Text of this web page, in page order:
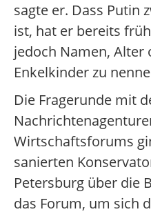
sagte er. Dass Putin
ist, hat er bereits
jedoch Namen, Alter
Enkelkinder zu
Die Fragerunde mit
Wirtschaftsforums
sanierten
Petersburg über die
das Forum, um sich